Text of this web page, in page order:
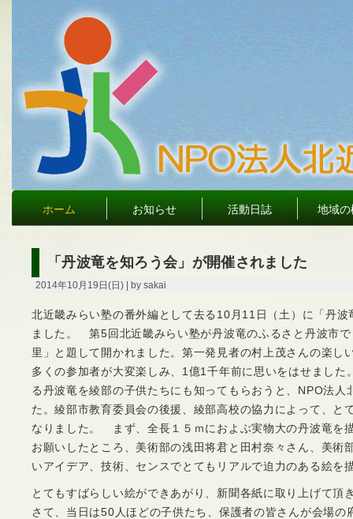
ホーム お知らせ 活動日誌 地域の
「丹波竜を知ろう会」が開催されました
2014年10月19日(日) | by sakai
北近畿みらい塾の番外編として去る10月11日（土）に「丹
ました。 第5回北近畿みらい塾が丹波竜のふるさと丹波市
里」と題して開かれました。第一発見者の村上茂さんの楽し
多くの参加者が大変楽しみ、1億1千年前に思いをはせました
る丹波竜を綾部の子供たちにも知ってもらおうと、NPO法人
た。綾部市教育委員会の後援、綾部高校の協力によって、と
なりました。 まず、全長１５ｍにおよぶ実物大の丹波竜を
お願いしたところ、美術部の浅田将君と田村奈々さん、美術
いアイデア、技術、センスでとてもリアルで迫力のある絵を
とてもすばらしい絵ができあがり、新聞各紙に取り上げて頂
さて、当日は50人ほどの子供たち、保護者の皆さんが会場の